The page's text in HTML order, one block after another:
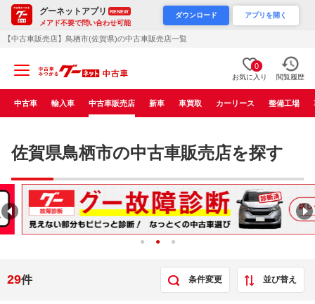
グーネットアプリ RENEW
メアド不要で問い合わせ可能
ダウンロード アプリを開く
【中古車販売店】鳥栖市(佐賀県)の中古車販売店一覧
0
お気に入り 閲覧履歴
中古車 輸入車 中古車販売店 新車 車買取 カーリース 整備工場
佐賀県鳥栖市の中古車販売店を探す
29件 条件変更 並び替え